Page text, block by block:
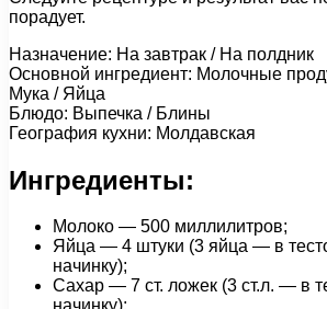
порадует.
Назначение: На завтрак / На полдник
Основной ингредиент: Молочные
Мука / Яйца
Блюдо: Выпечка / Блины
География кухни: Молдавская
Ингредиенты:
Молоко — 500 миллилитров;
Яйца — 4 штуки (3 яйца — в
начинку);
Сахар — 7 ст. ложек (3 ст.л. — в